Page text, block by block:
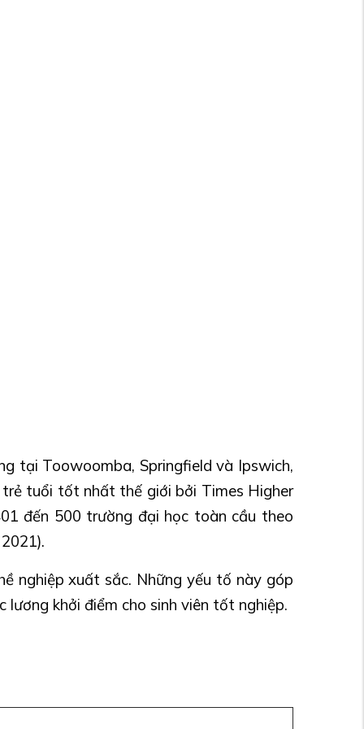
tại Toowoomba, Springfield và Ipswich,
tuổi tốt nhất thế giới bởi Times Higher
đến 500 trường đại học toàn cầu theo
nghiệp xuất sắc. Những yếu tố này góp
khởi điểm cho sinh viên tốt nghiệp.